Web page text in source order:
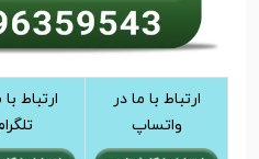
ارتباط با ما در
واتساپ
ارتباط با